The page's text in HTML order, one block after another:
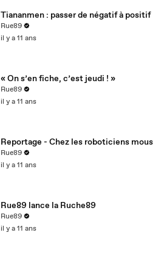
Tiananmen : passer de négatif à positif
Rue89
il y a 11 ans
« On s’en fiche, c’est jeudi ! »
Rue89
il y a 11 ans
Reportage - Chez les roboticiens mous
Rue89
il y a 11 ans
Rue89 lance la Ruche89
Rue89
il y a 11 ans